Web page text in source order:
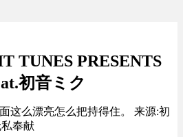
TUNES PRESENTS
初音ミク
这么漂亮怎么把持得住。 来源:初
私奉献